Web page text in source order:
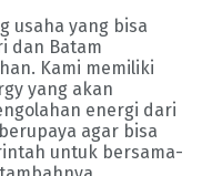
usaha yang bisa
dan Batam
Kami memiliki
yang akan
energi dari
agar bisa
untuk bersama-